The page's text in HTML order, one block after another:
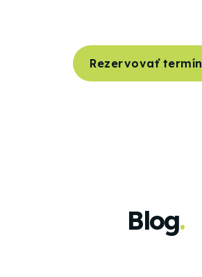
Rezervovať termín
Blog.